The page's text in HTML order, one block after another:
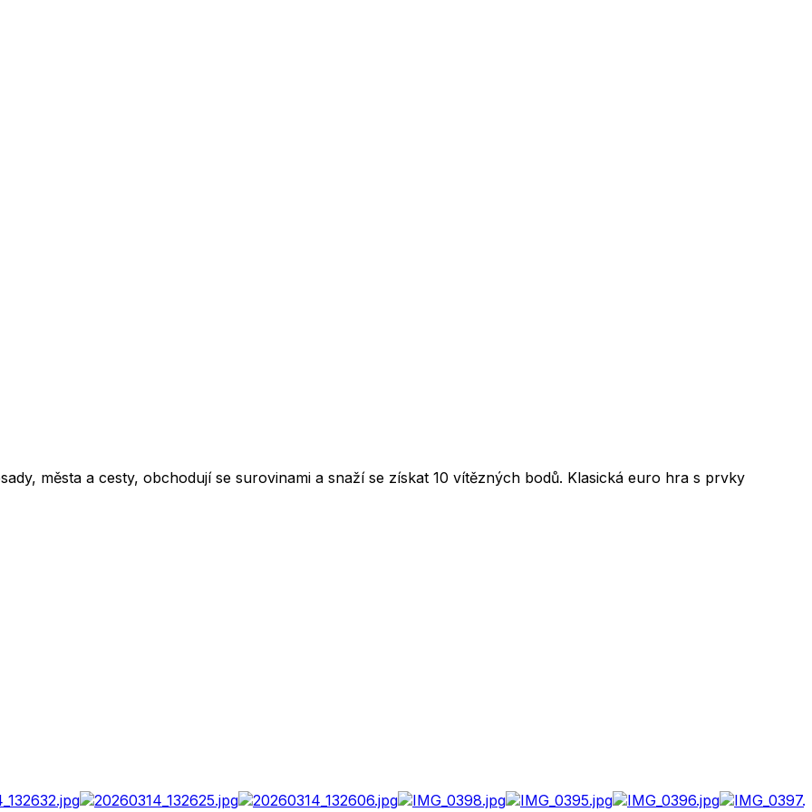
města a cesty, obchodují se surovinami a snaží se získat 10 vítězných bodů. Klasická euro hra s prvky